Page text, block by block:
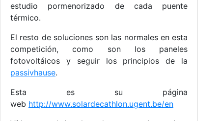
estudio pormenorizado de cada puente
térmico.
El resto de soluciones son las normales en esta
competición, como son los paneles
fotovoltáicos y seguir los principios de la
passivhause.
Esta es su página
web http://www.solardecathlon.ugent.be/en